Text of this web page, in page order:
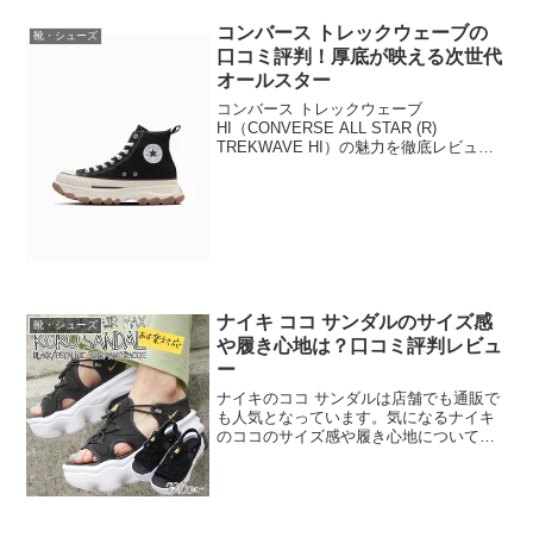
靴・シューズ
コンバース トレックウェーブの
口コミ評判！厚底が映える次世代
オールスター
コンバース トレックウェーブ
HI（CONVERSE ALL STAR (R)
TREKWAVE HI）の魅力を徹底レビュ
靴・シューズ
ナイキ ココ サンダルのサイズ感
や履き心地は？口コミ評判レビュ
ー
ナイキのココ サンダルは店舗でも通販で
も人気となっています。気になるナイキ
のココのサイズ感や履き心地についての